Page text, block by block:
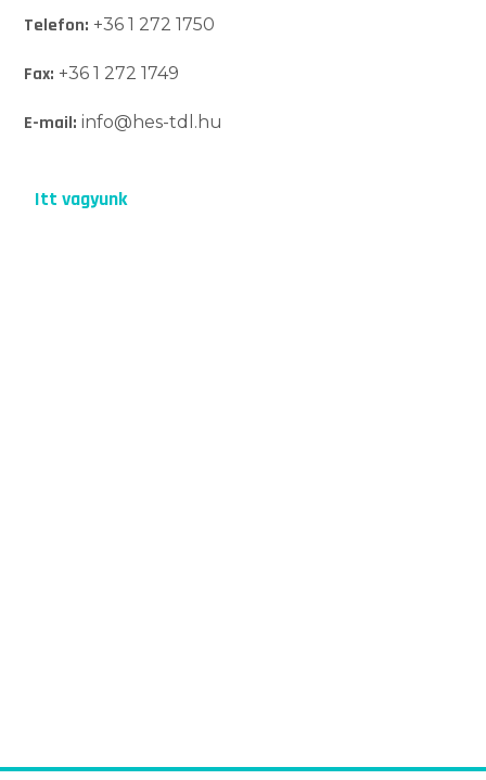
Telefon: +36 1 272 1750
Fax: +36 1 272 1749
E-mail: info@hes-tdl.hu
Itt vagyunk